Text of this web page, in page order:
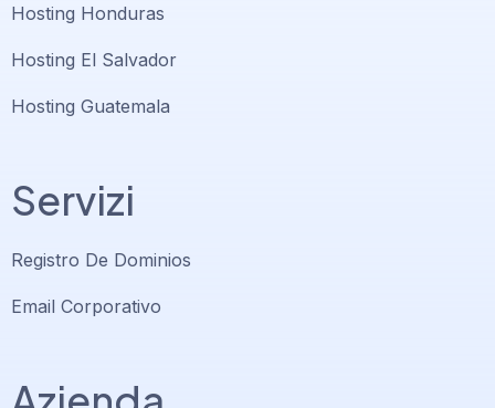
Hosting Honduras
Hosting El Salvador
Hosting Guatemala
Servizi
Registro De Dominios
Email Corporativo